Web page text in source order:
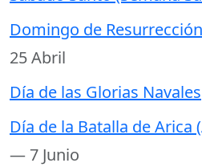
Domingo de
25 Abril
Día de las Glorias Navales
Día de la Batalla de Arica
— 7 Junio